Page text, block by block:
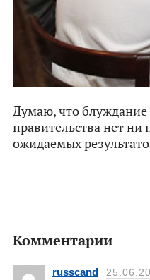
Думаю, что блуждание
правительства нет
ожидаемых
Комментарии
russcand